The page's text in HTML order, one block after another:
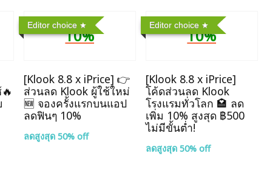
Editor choice
10%
[Klook 8.8 x iPrice] 👉
ส่วนลด Klook ผู้ใช้ใหม่
🆕 จองครั้งแรกบนแอป
ลดฟินๆ 10%
ลดสูงสุด 50% off
Editor choice
10%
[Klook 8.8 x iPrice]
โค้ดส่วนลด Klook
โรงแรมทั่วโลก 🏩 ลด
เพิ่ม 10% สูงสุด ฿500
ไม่มีขั้นต่ำ!
ลดสูงสุด 50% off